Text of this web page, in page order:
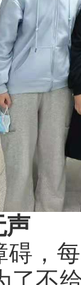
声
碍，